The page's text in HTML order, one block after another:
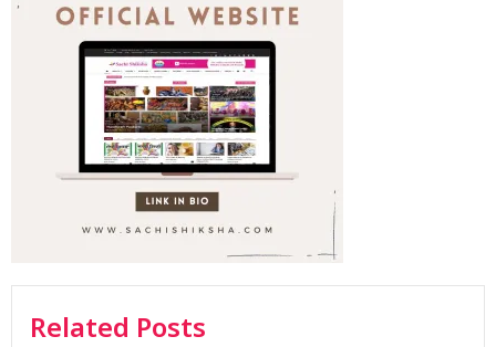
Related Posts